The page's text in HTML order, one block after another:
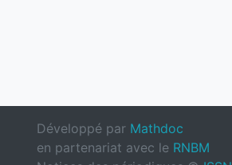
Développé par Mathdoc
en partenariat avec le RNBM